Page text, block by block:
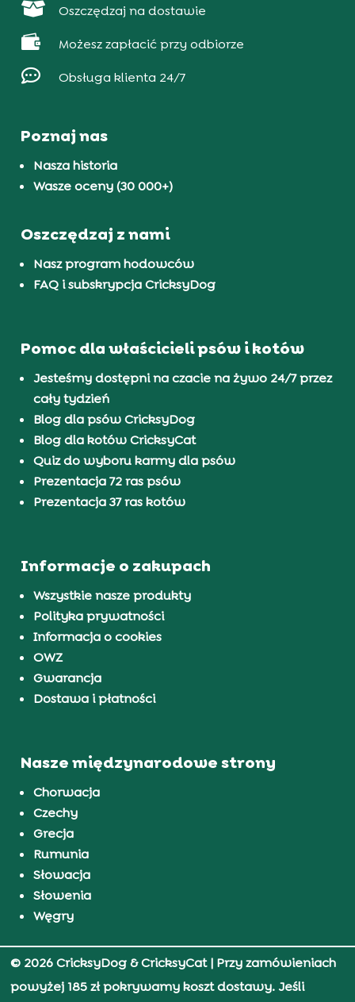
 Oszczędzaj na dostawie
 Możesz zapłacić przy odbiorze
 Obsługa klienta 24/7
Poznaj nas
Nasza historia
Wasze oceny (30 000+)
Oszczędzaj z nami
Nasz program hodowców
FAQ i subskrypcja CricksyDog
Pomoc dla właścicieli psów i kotów
Jesteśmy dostępni na czacie na żywo 24/7 przez
cały tydzień
Blog dla psów CricksyDog
Blog dla kotów CricksyCat
Quiz do wyboru karmy dla psów
Prezentacja 72 ras psów
Prezentacja 37 ras kotów
Informacje o zakupach
Wszystkie nasze produkty
Polityka prywatności
Informacja o cookies
OWZ
Gwarancja
Dostawa i płatności
Nasze międzynarodowe strony
Chorwacja
Czechy
Grecja
Rumunia
Słowacja
Słowenia
Węgry
© 2026 CricksyDog & CricksyCat| Przy zamówieniach
powyżej 185 zł pokrywamy koszt dostawy. Jeśli